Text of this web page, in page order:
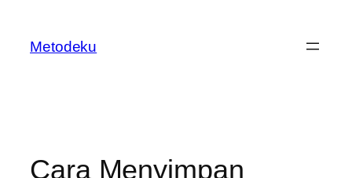
content
Metodeku
Cara Menyimpan